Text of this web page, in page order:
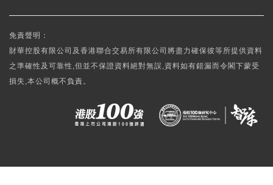
免責聲明：
財華控股有限公司及香港聯合交易所有限公司將盡力確保彼等所提供資料
之準確性及可靠性,但並不保證資料絕對無誤,資料如有錯漏而令閣下蒙受
損失,本公司概不負責。